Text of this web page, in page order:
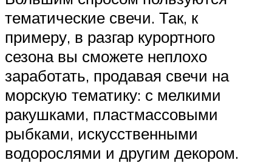
тематические свечи. Так, к
примеру, в разгар курортного
сезона вы сможете неплохо
заработать, продавая свечи на
морскую тематику: с мелкими
ракушками, пластмассовыми
рыбками, искусственными
водорослями и другим декором.